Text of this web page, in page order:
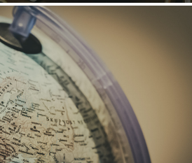
EN SAVOIR PLUS